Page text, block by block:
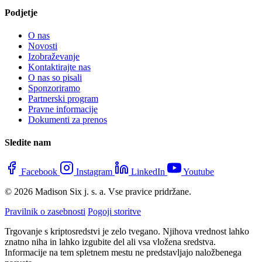
Podjetje
O nas
Novosti
Izobraževanje
Kontaktirajte nas
O nas so pisali
Sponzoriramo
Partnerski program
Pravne informacije
Dokumenti za prenos
Sledite nam
Facebook Instagram LinkedIn
Youtube
© 2026 Madison Six j. s. a. Vse pravice pridržane.
Pravilnik o zasebnosti Pogoji storitve
Trgovanje s kriptosredstvi je zelo tvegano. Njihova vrednost lahko
znatno niha in lahko izgubite del ali vsa vložena sredstva.
Informacije na tem spletnem mestu ne predstavljajo naložbenega